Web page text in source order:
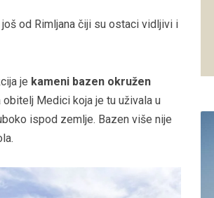
od Rimljana čiji su ostaci vidljivi i
je kameni bazen okružen
obitelj Medici koja je tu uživala u
ispod zemlje. Bazen više nije